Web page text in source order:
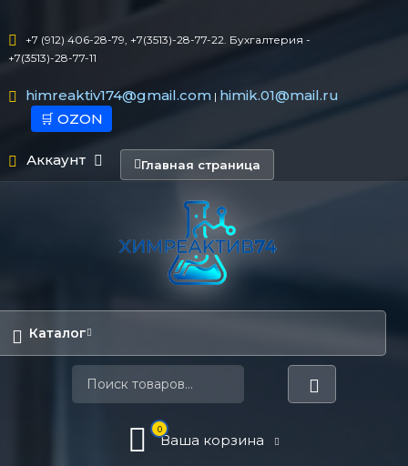
+7 (912) 406-28-79, +7(3513)-28-77-22. Бухгалтерия -
+7(3513)-28-77-11
himreaktiv174@gmail.com| himik.01@mail.ru
🛒 OZON
Аккаунт Главная страница
Каталог
0
Ваша корзина